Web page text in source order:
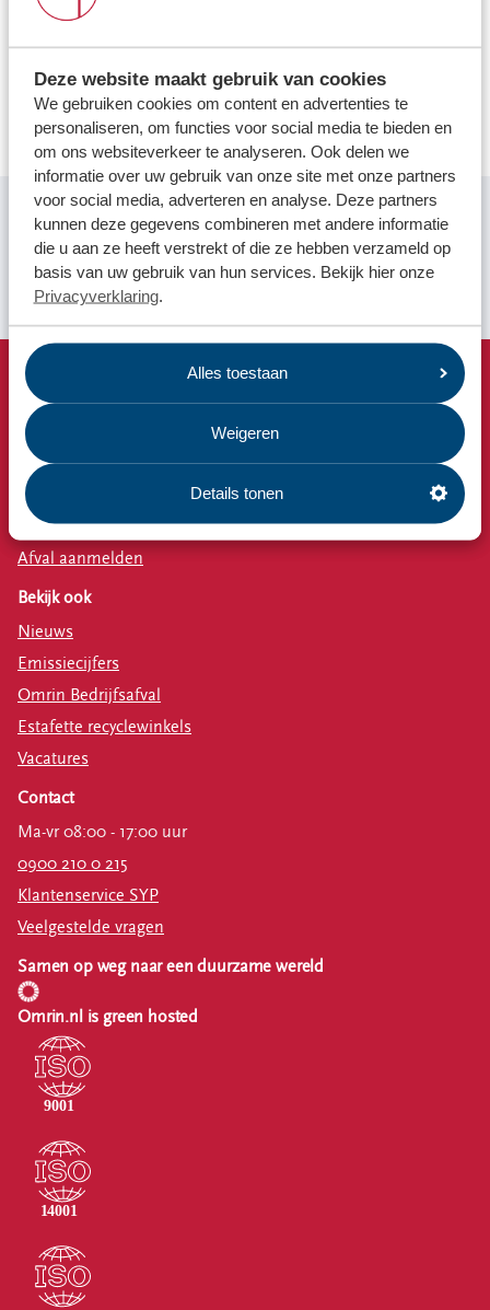
Deze website maakt gebruik van cookies
We gebruiken cookies om content en advertenties te
personaliseren, om functies voor social media te bieden en
om ons websiteverkeer te analyseren. Ook delen we
informatie over uw gebruik van onze site met onze partners
voor social media, adverteren en analyse. Deze partners
kunnen deze gegevens combineren met andere informatie
die u aan ze heeft verstrekt of die ze hebben verzameld op
basis van uw gebruik van hun services. Bekijk hier onze
Privacyverklaring.
Alles toestaan
Weigeren
Details tonen
duurzaamheid. Het is iets nieuws voor mij waar ik ontzettend
veel positieve energie van krijg!"
Lees haar hele verhaal op Inspireer de Wereld
"Ik heb echt de keerzijde van een gouden medaille leren
kennen"
Snel naar
Afvalkalender
Omrin Afvalapp
Milieustraat
Afspraak milieustraat
Afval aanmelden
Bekijk ook
Nieuws
Emissiecijfers
Omrin Bedrijfsafval
Estafette recyclewinkels
Vacatures
Contact
Ma-vr 08:00 - 17:00 uur
0900 210 0 215
Klantenservice SYP
Veelgestelde vragen
Samen op weg naar een duurzame wereld
Omrin.nl is green hosted